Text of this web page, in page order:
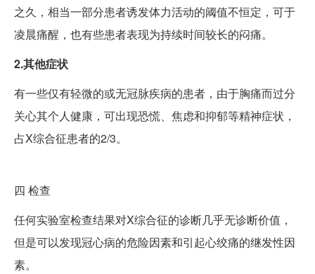
之久，相当一部分患者诱发体力活动的阈值不恒定，可于
凌晨痛醒，也有些患者表现为持续时间较长的闷痛。
2.其他症状
有一些仅有轻微的或无冠脉疾病的患者，由于胸痛而过分
关心其个人健康，可出现恐慌、焦虑和抑郁等精神症状，
占X综合征患者的2/3。
四 检查
任何实验室检查结果对X综合征的诊断几乎无诊断价值，
但是可以发现冠心病的危险因素和引起心绞痛的继发性因
素。